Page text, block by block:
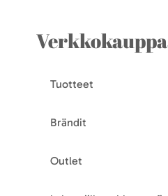
Verkkokauppa
Tuotteet
Brändit
Outlet